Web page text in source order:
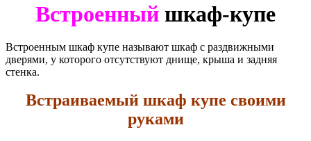
Встроенный шкаф-купе
Встроенным шкаф купе называют шкаф с раздвижными
дверями, у которого отсутствуют днище, крыша и задняя
стенка.
Встраиваемый шкаф купе своими
руками